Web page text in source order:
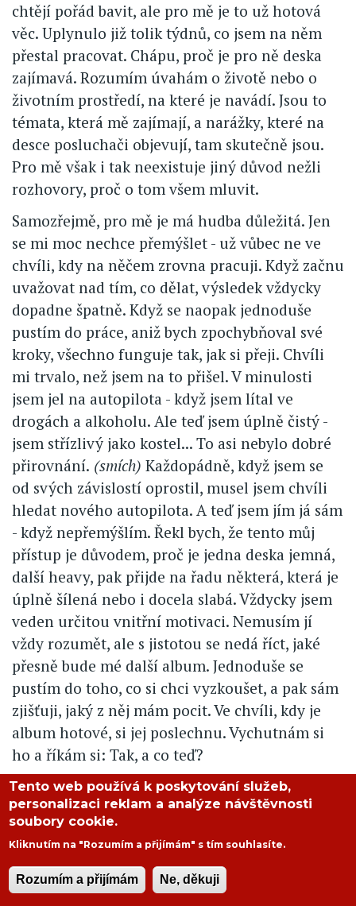
chtějí pořád bavit, ale pro mě je to už hotová
věc. Uplynulo již tolik týdnů, co jsem na něm
přestal pracovat. Chápu, proč je pro ně deska
zajímavá. Rozumím úvahám o životě nebo o
životním prostředí, na které je navádí. Jsou to
témata, která mě zajímají, a narážky, které na
desce posluchači objevují, tam skutečně jsou.
Pro mě však i tak neexistuje jiný důvod nežli
rozhovory, proč o tom všem mluvit.
Samozřejmě, pro mě je má hudba důležitá. Jen
se mi moc nechce přemýšlet - už vůbec ne ve
chvíli, kdy na něčem zrovna pracuji. Když začnu
uvažovat nad tím, co dělat, výsledek vždycky
dopadne špatně. Když se naopak jednoduše
pustím do práce, aniž bych zpochybňoval své
kroky, všechno funguje tak, jak si přeji. Chvíli
mi trvalo, než jsem na to přišel. V minulosti
jsem jel na autopilota - když jsem lítal ve
drogách a alkoholu. Ale teď jsem úplně čistý -
jsem střízlivý jako kostel... To asi nebylo dobré
přirovnání. (smích) Každopádně, když jsem se
od svých závislostí oprostil, musel jsem chvíli
hledat nového autopilota. A teď jsem jím já sám
- když nepřemýšlím. Řekl bych, že tento můj
přístup je důvodem, proč je jedna deska jemná,
další heavy, pak přijde na řadu některá, která je
úplně šílená nebo i docela slabá. Vždycky jsem
veden určitou vnitřní motivaci. Nemusím jí
vždy rozumět, ale s jistotou se nedá říct, jaké
přesně bude mé další album. Jednoduše se
pustím do toho, co si chci vyzkoušet, a pak sám
zjišťuji, jaký z něj mám pocit. Ve chvíli, kdy je
album hotové, si jej poslechnu. Vychutnám si
ho a říkám si: Tak, a co teď?
Nosíš v hlavě nápady, které jsi dosud
nezrealizoval, protože jsi ještě k tomu
nedokázal nalézt odpovídající prostředky?
O, bože, a kolik toho je!
Tento web používá k poskytování služeb,
personalizaci reklam a analýze návštěvnosti
soubory cookie.
Kliknutím na "Rozumím a přijímám" s tím souhlasíte.
Rozumím a přijímám Ne, děkuji